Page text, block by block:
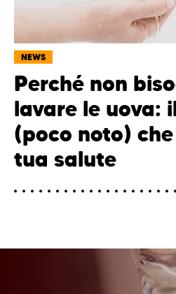
NEWS
Perché non
lavare le uova:
(poco noto)
tua salute